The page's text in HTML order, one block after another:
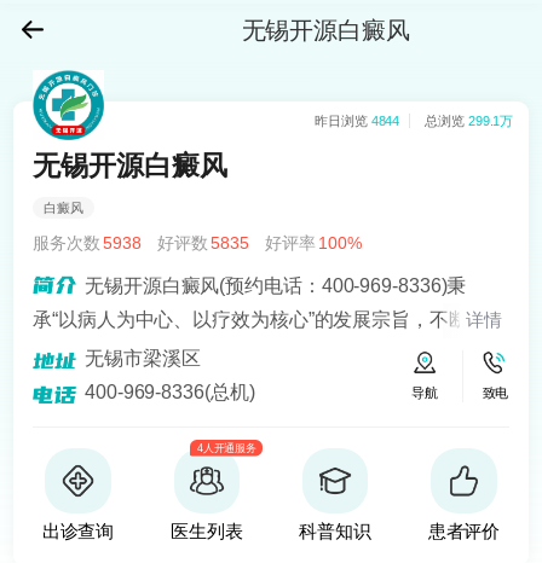
无锡开源白癜风
昨日浏览 4844 总浏览 299.1万
无锡开源白癜风
白癜风
服务次数 5938 好评数 5835 好评率 100%
无锡开源白癜风(预约电话：400-969-8336)秉
承“以病人为中心、以疗效为核心”的发展宗旨，不断引进
人才、设备，立志以优质化的服务品质和医疗水平倾力
打造白癜风治疗品牌。
详情
无锡市梁溪区
400-969-8336(总机)
导航 致电
出诊查询
4人开通服务
医生列表 科普知识 患者评价